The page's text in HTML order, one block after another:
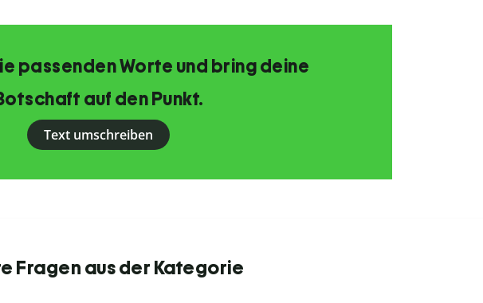
passenden Worte und bring deine
auf den Punkt.
Text umschreiben
Fragen aus der Kategorie